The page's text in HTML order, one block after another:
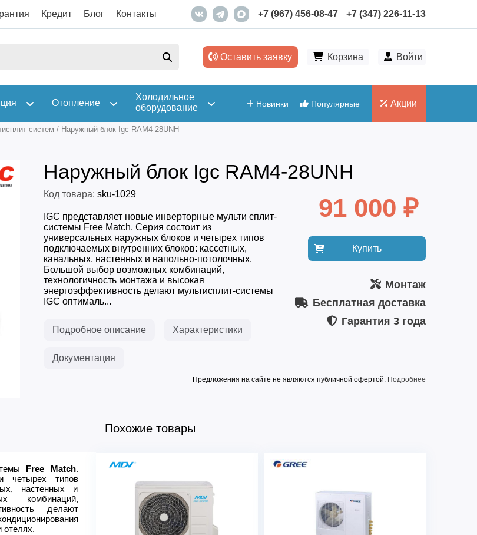
Кредит Блог Контакты +7 (967) 456-08-47 +7 (347) 226-11-13
Оставить заявку Корзина Войти
Новинки Популярные Акции
Отопление
Холодильное
оборудование
систем / Наружный блок Igc RAM4-28UNH
Наружный блок Igc RAM4-28UNH
Код товара: sku-1029
IGC представляет новые инверторные мульти сплит-
системы Free Match. Серия состоит из
универсальных наружных блоков и четырех типов
подключаемых внутренних блоков: кассетных,
канальных, настенных и напольно-потолочных.
Большой выбор возможных комбинаций,
технологичность монтажа и высокая
энергоэффективность делают мультисплит-системы
IGC оптималь...
Подробное описание Характеристики
Документация
91 000 ₽
Купить
Монтаж
Бесплатная доставка
Гарантия 3 года
Предложения на сайте не являются публичной офертой. Подробнее
Free Match.
четырех типов
настенных и
комбинаций,
делают
отелях.
Электропитание, Ф/В/Гц
1/220-240/50
Мощность - охлаждение, кВт
8.2 (2.4～9.0)
Мощность - нагрев, кВт
9.0 (1.9～10.0)
Расход воздуха, м3/ч
3300
Похожие товары